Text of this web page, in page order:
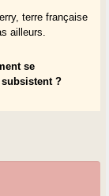
Parce que ce
terre française
ailleurs.
se
?